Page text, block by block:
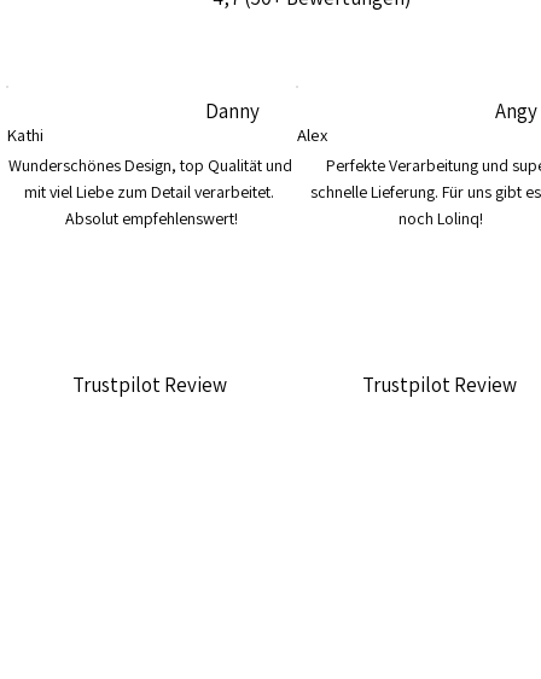
Kathi
Wunderschönes Design, top Qualität und
mit viel Liebe zum Detail verarbeitet.
Absolut empfehlenswert!
Danny
Trustpilot Review
Alex
Perfekte Verarbeitung und
schnelle Lieferung. Für uns gibt
noch Lolinq!
Angy
Trustpilot Review